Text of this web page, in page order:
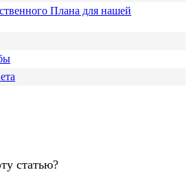
Плана для нашей
статью?